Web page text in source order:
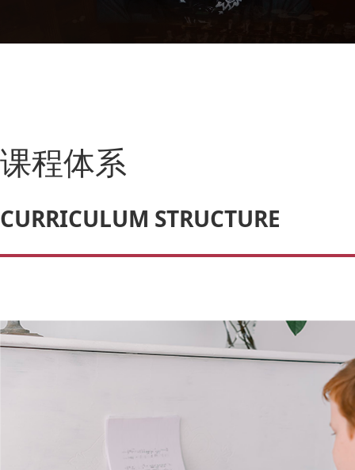
课程体系
CURRICULUM STRUCTURE